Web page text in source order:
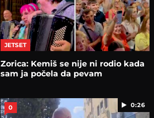
JETSET
Zorica: Kemiš se nije ni rodio kada
sam ja počela da pevam
0:26
0